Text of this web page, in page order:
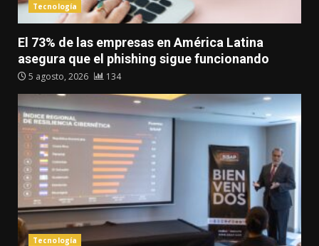
Tecnología
El 73% de las empresas en América Latina
asegura que el phishing sigue funcionando
5 agosto, 2026 134
Tecnología